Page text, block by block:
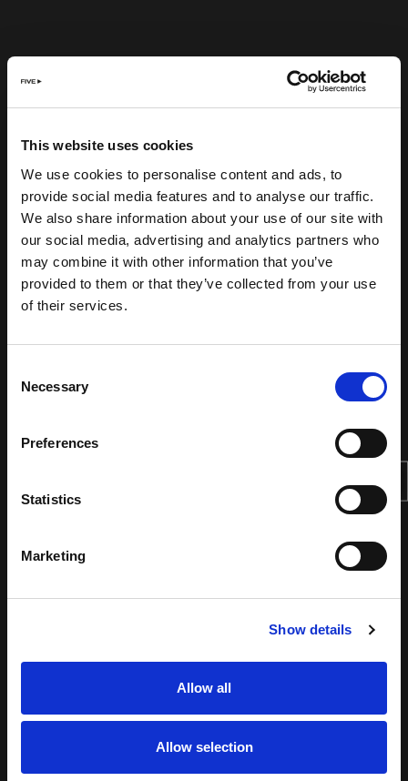
This website uses cookies
We use cookies to personalise content and ads, to
provide social media features and to analyse our traffic.
We also share information about your use of our site with
our social media, advertising and analytics partners who
may combine it with other information that you’ve
provided to them or that they’ve collected from your use
of their services.
Selection
Necessary
Preferences
Statistics
Marketing
Show details
Allow all
Allow selection